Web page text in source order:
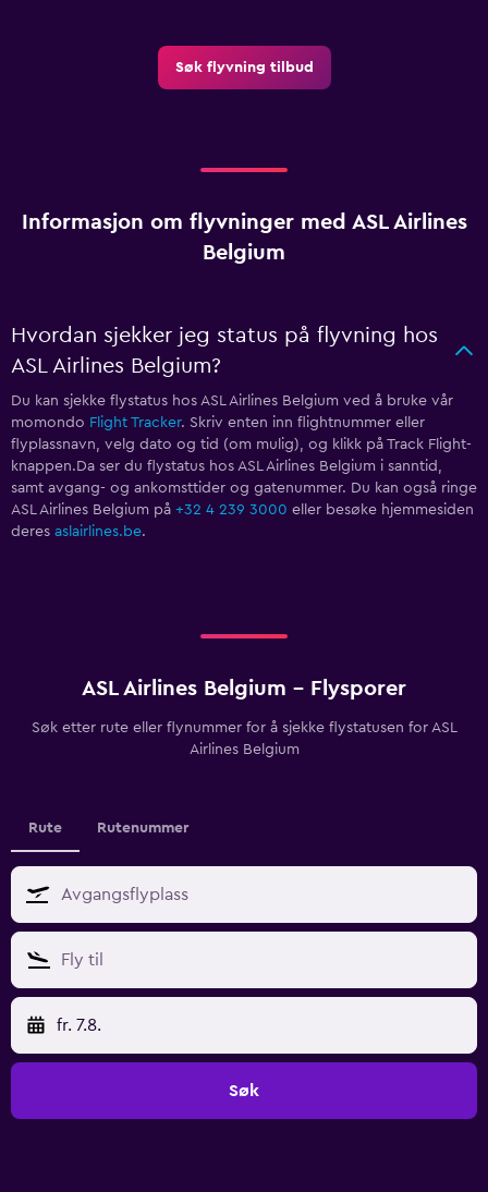
Søk flyvning tilbud
Informasjon om flyvninger med ASL Airlines
Belgium
Hvordan sjekker jeg status på flyvning hos
ASL Airlines Belgium?
Du kan sjekke flystatus hos ASL Airlines Belgium ved å bruke vår
momondo Flight Tracker. Skriv enten inn flightnummer eller
flyplassnavn, velg dato og tid (om mulig), og klikk på Track Flight-
knappen.Da ser du flystatus hos ASL Airlines Belgium i sanntid,
samt avgang- og ankomsttider og gatenummer. Du kan også ringe
ASL Airlines Belgium på +32 4 239 3000 eller besøke hjemmesiden
deres aslairlines.be.
ASL Airlines Belgium - Flysporer
Søk etter rute eller flynummer for å sjekke flystatusen for ASL
Airlines Belgium
Rute Rutenummer
fr. 7.8.
Søk